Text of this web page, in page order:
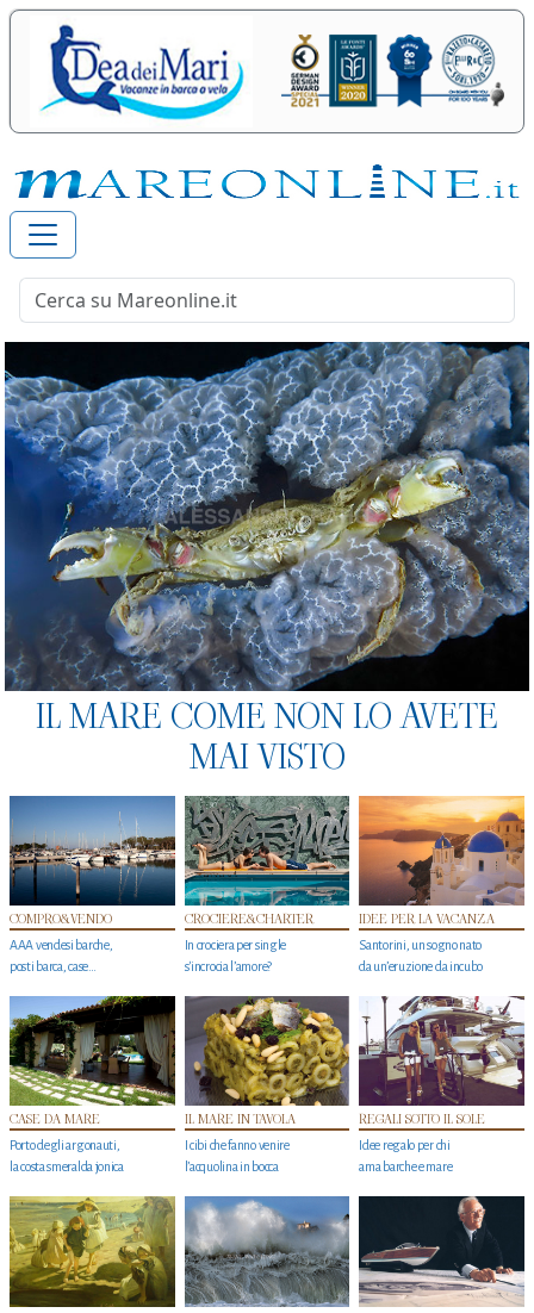
IL MARE COME NON LO AVETE
MAI VISTO
COMPRO&VENDO
AAA vendesi barche,
posti barca, case…
CROCIERE&CHARTER
In crociera per single
s'incrocia l’amore?
IDEE PER LA VACANZA
Santorini, un sogno nato
da un’eruzione da incubo
CASE DA MARE
Porto degli argonauti,
la costa smeralda jonica
IL MARE IN TAVOLA
I cibi che fanno venire
l’acquolina in bocca
REGALI SOTTO IL SOLE
Idee regalo per chi
ama barche e mare